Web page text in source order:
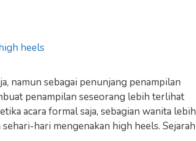
namun sebagai penunjang penampilan
penampilan seseorang lebih terlihat
acara formal saja, sebagian wanita lebih
hari mengenakan high heels. Sejarah